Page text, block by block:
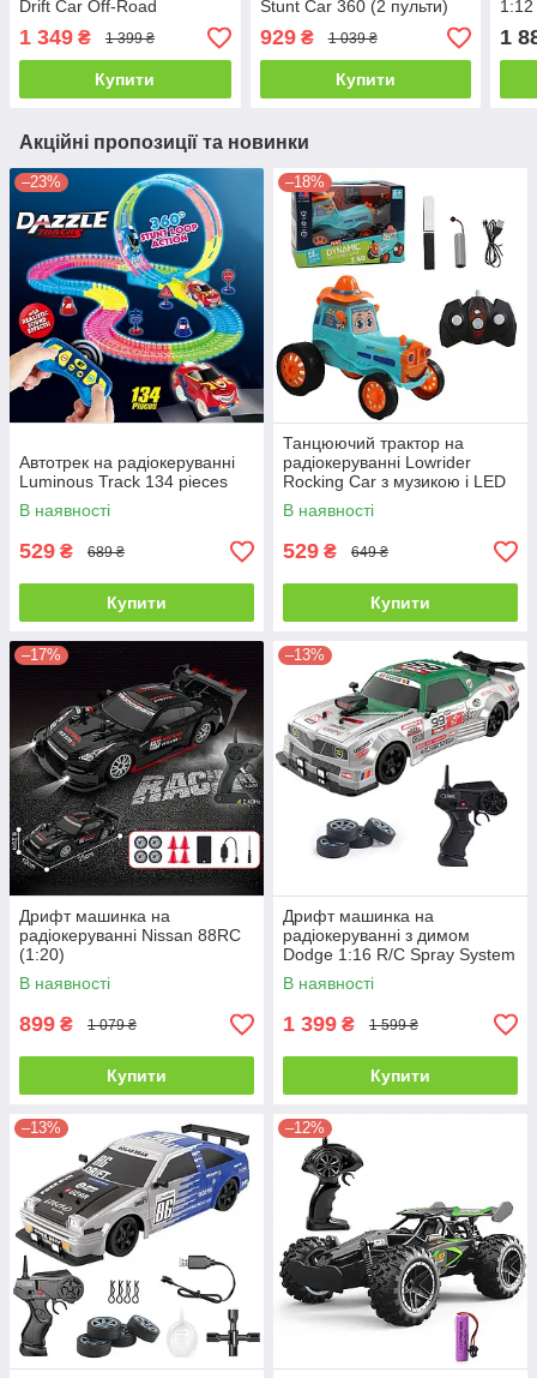
Drift Car Off-Road
1 349 ₴ 1 399 ₴
Купити
Stunt Car 360 (2 пульти)
929₴ 1 039 ₴
Купити
1:12
1
Акційні пропозиції та новинки
–23%
Автотрек на радіокеруванні
Luminous Track 134 pieces
В наявності
529 ₴ 689 ₴
Купити
–18%
Танцюючий трактор на
радіокеруванні Lowrider
Rocking Car з музикою і LED
В наявності
529 ₴ 649 ₴
Купити
–17%
Дрифт машинка на
радіокеруванні Nissan 88RC
(1:20)
В наявності
899 ₴ 1 079 ₴
Купити
–13%
Дрифт машинка на
радіокеруванні з димом
Dodge 1:16 R/C Spray System
Drift
В наявності
1 399 ₴ 1 599 ₴
Купити
–13% –12%